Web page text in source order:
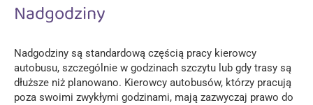
Nadgodziny
Nadgodziny są standardową częścią pracy kierowcy
autobusu, szczególnie w godzinach szczytu lub gdy trasy są
dłuższe niż planowano. Kierowcy autobusów, którzy pracują
poza swoimi zwykłymi godzinami, mają zazwyczaj prawo do